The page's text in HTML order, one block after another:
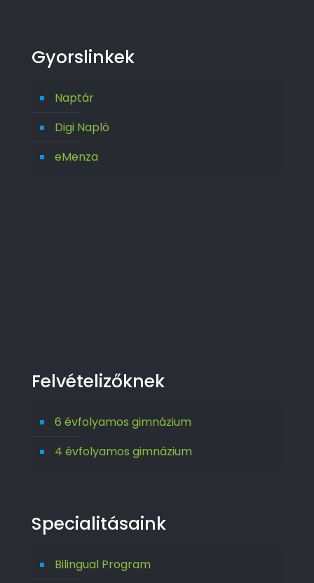
Gyorslinkek
Naptár
Digi Napló
eMenza
Felvételizőknek
6 évfolyamos gimnázium
4 évfolyamos gimnázium
Specialitásaink
Bilingual Program